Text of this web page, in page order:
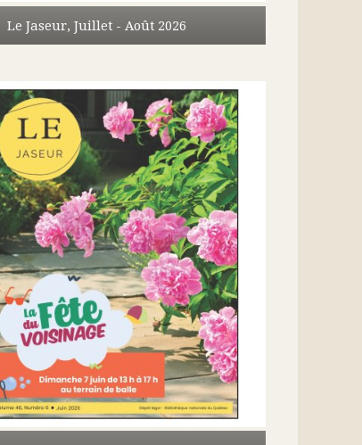
Le Jaseur, Juillet - Août 2026